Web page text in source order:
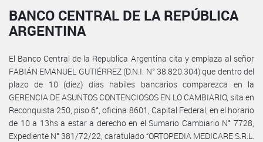
BANCO CENTRAL DE LA REPÚBLICA
ARGENTINA
El Banco Central de la Republica Argentina cita y emplaza al señor
FABIÁN EMANUEL GUTIÉRREZ (D.N.I. N° 38.820.304) que dentro del
plazo de 10 (diez) dias habiles bancarios comparezca en la
GERENCIA DE ASUNTOS CONTENCIOSOS EN LO CAMBIARIO, sita en
Reconquista 250, piso 6°, oficina 8601, Capital Federal, en el horario
de 10 a 13hs a estar a derecho en el Sumario Cambiario N° 7728,
Expediente N° 381/72/22, caratulado “ORTOPEDIA MEDICARE S.R.L.